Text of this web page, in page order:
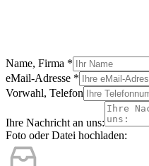
Name, Firma *
eMail-Adresse *
Vorwahl, Telefon
Ihre Nachricht an uns:
Foto oder Datei hochladen: